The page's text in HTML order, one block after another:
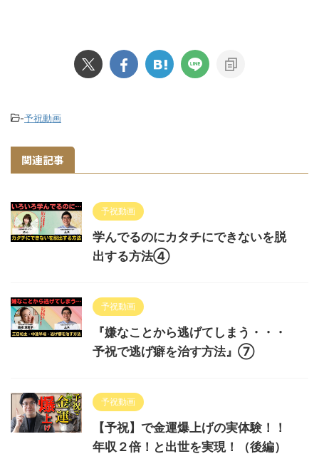
-予祝動画
関連記事
予祝動画
学んでるのにカタチにできないを脱
出する方法④
予祝動画
『嫌なことから逃げてしまう・・・
予祝で逃げ癖を治す方法』⑦
予祝動画
【予祝】で金運爆上げの実体験！！
年収２倍！と出世を実現！（後編）